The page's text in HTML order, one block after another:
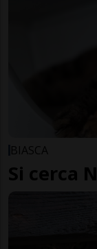
BIASCA
Si cerca